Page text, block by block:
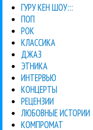
ГУРУ КЕН ШОУ:::
ПОП
РОК
КЛАССИКА
ДЖАЗ
ЭТНИКА
ИНТЕРВЬЮ
КОНЦЕРТЫ
РЕЦЕНЗИИ
ЛЮБОВНЫЕ ИСТОРИИ
КОМПРОМАТ